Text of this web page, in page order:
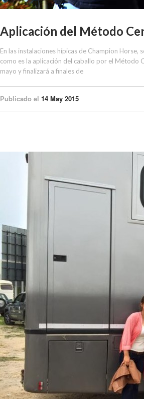
Aplicación del Método
En las instalaciones hípicas de Champion
como es la aplicación del caballo por el Método
mayo y finalizará a finales de
Publicado el 14 May 2015